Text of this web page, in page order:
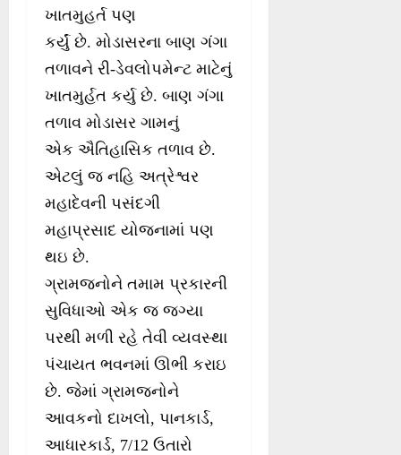
ખાતમુહર્ત પણ
કર્યું છે. મોડાસરના બાણ ગંગા
તળાવને રી-ડેવલોપમેન્ટ માટેનું
ખાતમુર્હત કર્યુ છે. બાણ ગંગા
તળાવ મોડાસર ગામનું
એક ઐતિહાસિક તળાવ છે.
એટલું જ નહિ અત્રેશ્વર
મહાદેવની પસંદગી
મહાપ્રસાદ યોજનામાં પણ
થઇ છે.
ગ્રામજનોને તમામ પ્રકારની
સુવિધાઓ એક જ જગ્યા
પરથી મળી રહે તેવી વ્યવસ્થા
પંચાયત ભવનમાં ઊભી કરાઇ
છે. જેમાં ગ્રામજનોને
આવકનો દાખલો, પાનકાર્ડ,
આધારકાર્ડ, 7/12 ઉતારો